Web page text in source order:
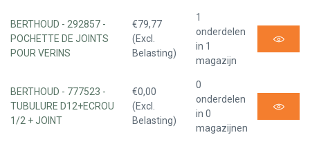
BERTHOUD - 292857 -
POCHETTE DE JOINTS
POUR VERINS
€79,77
(Excl.
Belasting)
1
onderdelen
in 1
magazijn
BERTHOUD - 777523 -
TUBULURE D12+ECROU
1/2 + JOINT
€0,00
(Excl.
Belasting)
0
onderdelen
in 0
magazijnen